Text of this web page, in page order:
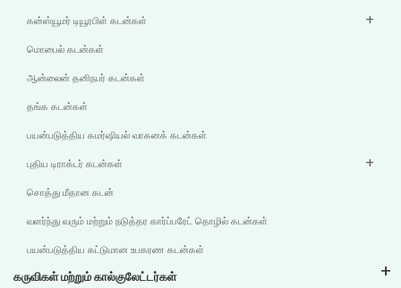
கன்ஸ்யூமர் டியூரபிள் கடன்கள்
மொபைல் கடன்கள்
ஆன்லைன் தனிநபர் கடன்கள்
தங்க கடன்கள்
பயன்படுத்திய கமர்ஷியல் வாகனக் கடன்கள்
புதிய டிராக்டர் கடன்கள்
சொத்து மீதான கடன்
வளர்ந்து வரும் மற்றும் நடுத்தர கார்ப்பரேட் தொழில் கடன்கள்
பயன்படுத்திய கட்டுமான உபகரண கடன்கள்
கருவிகள் மற்றும் கால்குலேட்டர்கள்